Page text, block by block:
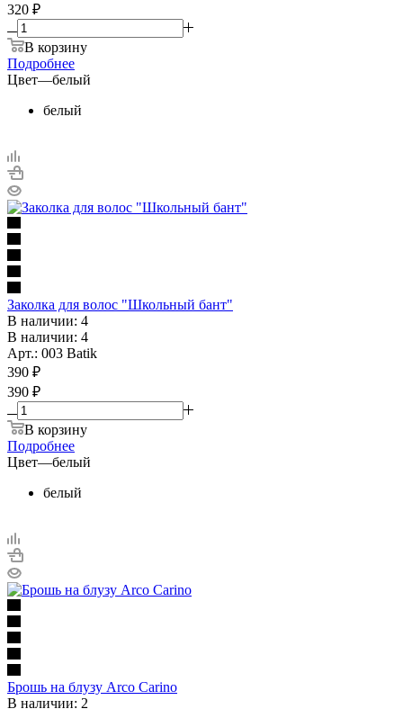
320 ₽
В корзину
Подробнее
Цвет—белый
белый
Заколка для волос "Школьный бант"
В наличии: 4
В наличии: 4
Арт.: 003 Batik
390 ₽
390 ₽
В корзину
Подробнее
Цвет—белый
белый
Брошь на блузу Arco Carino
В наличии: 2